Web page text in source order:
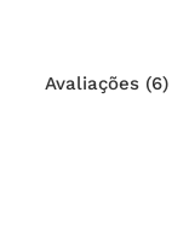
Avaliações (6)